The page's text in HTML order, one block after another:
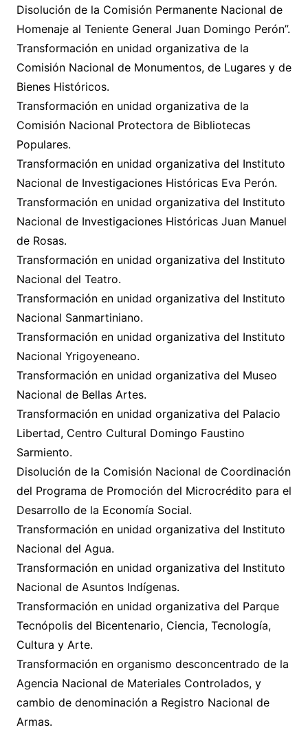
Disolución de la Comisión Permanente Nacional de
Homenaje al Teniente General Juan Domingo Perón”.
Transformación en unidad organizativa de la
Comisión Nacional de Monumentos, de Lugares y de
Bienes Históricos.
Transformación en unidad organizativa de la
Comisión Nacional Protectora de Bibliotecas
Populares.
Transformación en unidad organizativa del Instituto
Nacional de Investigaciones Históricas Eva Perón.
Transformación en unidad organizativa del Instituto
Nacional de Investigaciones Históricas Juan Manuel
de Rosas.
Transformación en unidad organizativa del Instituto
Nacional del Teatro.
Transformación en unidad organizativa del Instituto
Nacional Sanmartiniano.
Transformación en unidad organizativa del Instituto
Nacional Yrigoyeneano.
Transformación en unidad organizativa del Museo
Nacional de Bellas Artes.
Transformación en unidad organizativa del Palacio
Libertad, Centro Cultural Domingo Faustino
Sarmiento.
Disolución de la Comisión Nacional de Coordinación
del Programa de Promoción del Microcrédito para el
Desarrollo de la Economía Social.
Transformación en unidad organizativa del Instituto
Nacional del Agua.
Transformación en unidad organizativa del Instituto
Nacional de Asuntos Indígenas.
Transformación en unidad organizativa del Parque
Tecnópolis del Bicentenario, Ciencia, Tecnología,
Cultura y Arte.
Transformación en organismo desconcentrado de la
Agencia Nacional de Materiales Controlados, y
cambio de denominación a Registro Nacional de
Armas.